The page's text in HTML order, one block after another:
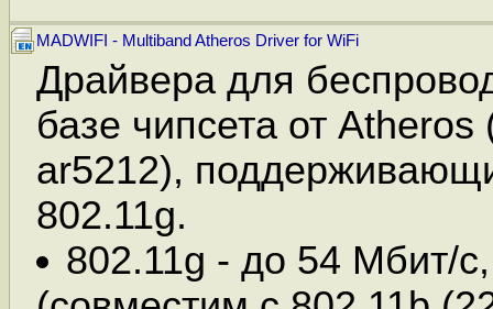
MADWIFI - Multiband Atheros Driver for WiFi
Драйвера для
базе чипсета от
ar5212),
802.11g.
802.11g - до 54 Мбит/